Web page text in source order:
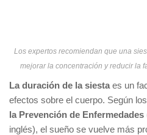
Los expertos recomiendan que una
mejorar la concentración y reducir la
La duración de la siesta es un
efectos sobre el cuerpo. Según los
la Prevención de Enfermedades
inglés), el sueño se vuelve más